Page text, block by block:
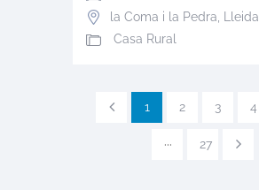
la Coma i la Pedra
Lleida
Casa Rural
1 2 3 4
··· 27